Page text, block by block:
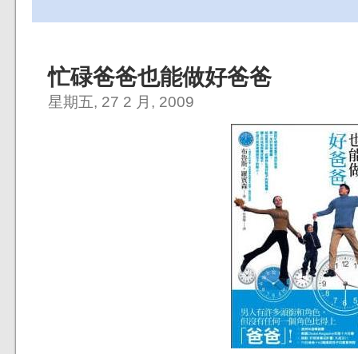
忙碌爸爸也能做好爸爸
星期五, 27 2 月, 2009